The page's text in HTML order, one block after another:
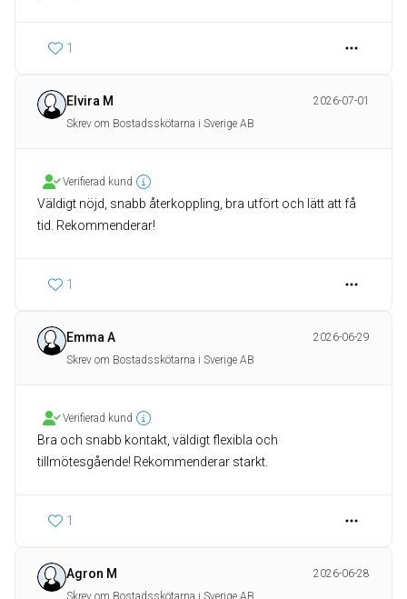
1
Elvira M
2026-07-01
Skrev om Bostadsskötarna i Sverige AB
Verifierad kund
Väldigt nöjd, snabb återkoppling, bra utfört och lätt att få
tid. Rekommenderar!
1
Emma A
2026-06-29
Skrev om Bostadsskötarna i Sverige AB
Verifierad kund
Bra och snabb kontakt, väldigt flexibla och
tillmötesgående! Rekommenderar starkt.
1
Agron M
2026-06-28
Skrev om Bostadsskötarna i Sverige AB